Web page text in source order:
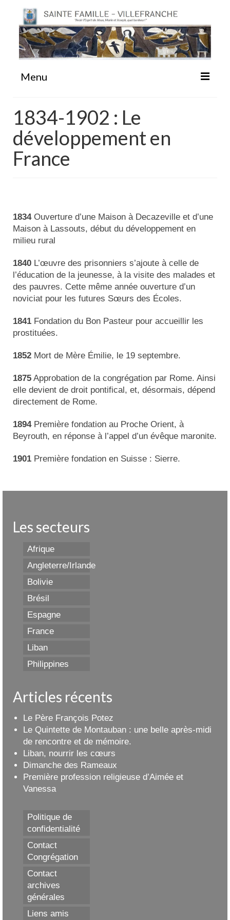
Menu
#87 (pas de titre)
Sainte Emilie
Actualités
Tutelle
1834-1902 : Le
développement en
France
1834Ouverture d’une Maison à Decazeville et d’une
Maison à Lassouts, début du développement en
milieu rural
1840 L’œuvre des prisonniers s’ajoute à celle de
l’éducation de la jeunesse, à la visite des malades et
des pauvres. Cette même année ouverture d’un
noviciat pour les futures Sœurs des Écoles.
1841 Fondation du Bon Pasteur pour accueillir les
prostituées.
1852 Mort de Mère Émilie, le 19 septembre.
1875 Approbation de la congrégation par Rome. Ainsi
elle devient de droit pontifical, et, désormais, dépend
directement de Rome.
1894Première fondation au Proche Orient, à
Beyrouth, en réponse à l’appel d’un évêque maronite.
1901 Première fondation en Suisse : Sierre.
Les secteurs
Afrique
Angleterre/Irlande
Bolivie
Brésil
Espagne
France
Liban
Philippines
Articles récents
Le Père François Potez
Le Quintette de Montauban : une belle après-midi
de rencontre et de mémoire.
Liban, nourrir les cœurs
Dimanche des Rameaux
Première profession religieuse d’Aimée et
Vanessa
Politique de
confidentialité
Contact
Congrégation
Contact
archives
générales
Liens amis